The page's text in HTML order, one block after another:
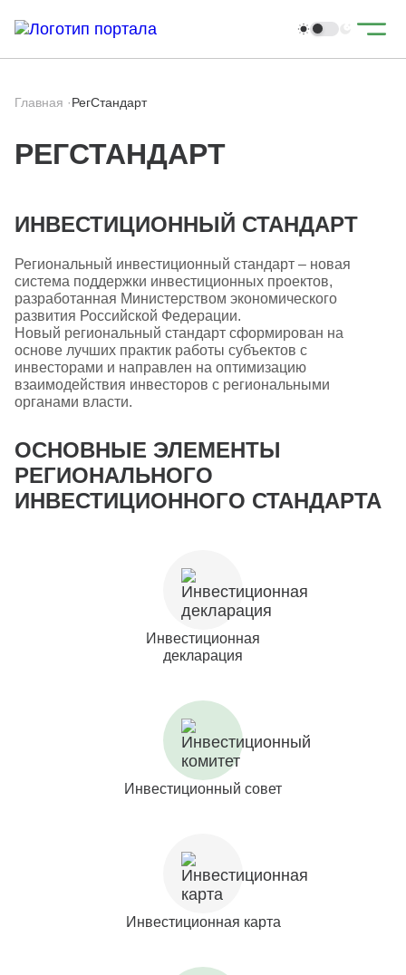
Главная ·РегСтандарт
РЕГСТАНДАРТ
ИНВЕСТИЦИОННЫЙ СТАНДАРТ
Региональный инвестиционный стандарт – новая
система поддержки инвестиционных проектов,
разработанная Министерством экономического
развития Российской Федерации.
Новый региональный стандарт сформирован на
основе лучших практик работы субъектов с
инвесторами и направлен на оптимизацию
взаимодействия инвесторов с региональными
органами власти.
ОСНОВНЫЕ ЭЛЕМЕНТЫ
РЕГИОНАЛЬНОГО
ИНВЕСТИЦИОННОГО СТАНДАРТА
Инвестиционная
декларация
Инвестиционный совет
Инвестиционная карта